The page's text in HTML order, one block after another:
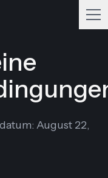
August 22,